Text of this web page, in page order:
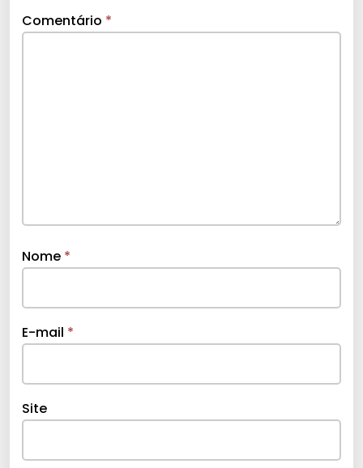
Comentário *
Nome *
E-mail *
Site